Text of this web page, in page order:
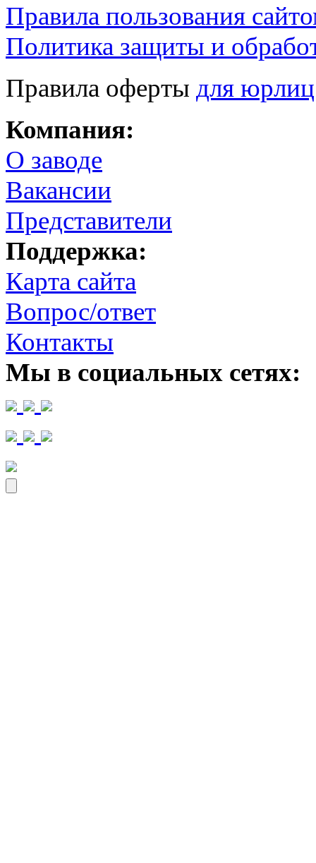
Правила пользования
Политика защиты и
Правила оферты для
Компания:
О заводе
Вакансии
Представители
Поддержка:
Карта сайта
Вопрос/ответ
Контакты
Мы в социальных сетях: